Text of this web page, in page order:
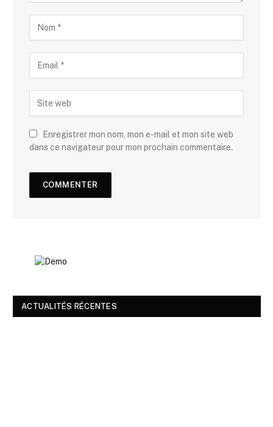
Enregistrer mon nom, mon e-mail et mon site web
dans ce navigateur pour mon prochain commentaire.
ACTUALITÉS RÉCENTES